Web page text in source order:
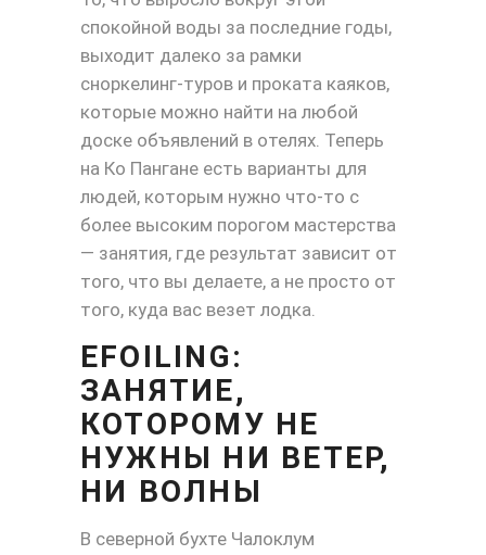
спокойной воды за последние годы,
выходит далеко за рамки
сноркелинг-туров и проката каяков,
которые можно найти на любой
доске объявлений в отелях. Теперь
на Ко Пангане есть варианты для
людей, которым нужно что-то с
более высоким порогом мастерства
— занятия, где результат зависит от
того, что вы делаете, а не просто от
того, куда вас везет лодка.
EFOILING:
ЗАНЯТИЕ,
КОТОРОМУ НЕ
НУЖНЫ НИ ВЕТЕР,
НИ ВОЛНЫ
В северной бухте Чалоклум